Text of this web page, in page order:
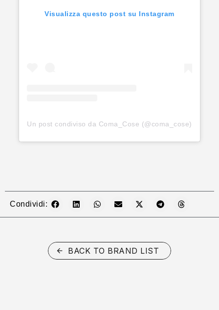
Visualizza questo post su Instagram
Un post condiviso da Coma_Cose (@coma_cose)
Condividi:
BACK TO BRAND LIST